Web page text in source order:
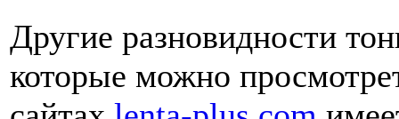
Другие разновидности
которые можно